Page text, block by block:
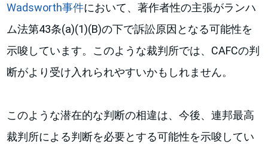
Wadsworth事件において、著作者性の主張がランハ
ム法第43条(a)(1)(B)の下で訴訟原因となる可能性を
示唆しています。このような裁判所では、CAFCの判
断がより受け入れられやすいかもしれません。
このような潜在的な判断の相違は、今後、連邦最高
裁判所による判断を必要とする可能性を示唆してい